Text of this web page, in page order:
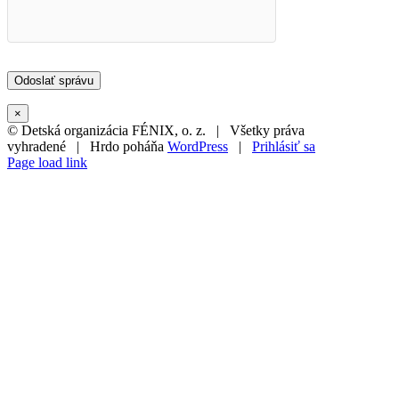
×
© Detská organizácia FÉNIX, o. z. | Všetky práva
vyhradené | Hrdo poháňa WordPress
Prihlásiť sa
Page load link